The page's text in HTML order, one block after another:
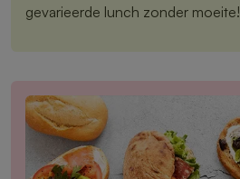
gevarieerde lunch zonder moeite!